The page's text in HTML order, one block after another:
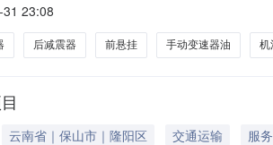
容量数量1发动机机油桶4升12机油滤清器只
球头只1
23:08
后减震器 前悬挂 手动变速器油 机
云南省｜保山市｜隆阳区 交通运输
服务